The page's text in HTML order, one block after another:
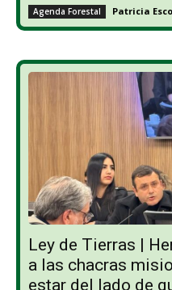
Agenda Forestal Patricia
Ley de Tierras |
a las chacras
estar del lado de